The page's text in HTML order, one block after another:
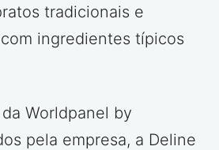
tradicionais e
ingredientes típicos
Worldpanel by
pela empresa, a Deline